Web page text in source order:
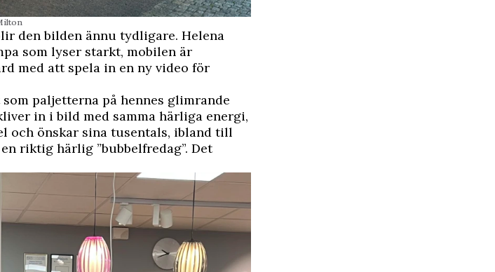
den bilden ännu tydligare. Helena
som lyser starkt, mobilen är
med att spela in en ny video för
paljetterna på hennes glimrande
in i bild med samma härliga energi,
och önskar sina tusentals, ibland till
riktig härlig ”bubbelfredag”. Det